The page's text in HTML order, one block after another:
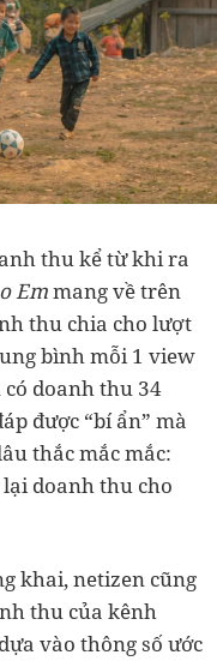
thu kể từ khi ra
Emmang về trên
thu chia cho lượt
bình mỗi 1 view
doanh thu 34
được “bí ẩn” mà
thắc mắc mắc:
doanh thu cho
khai, netizen cũng
thu của kênh
vào thông số ước